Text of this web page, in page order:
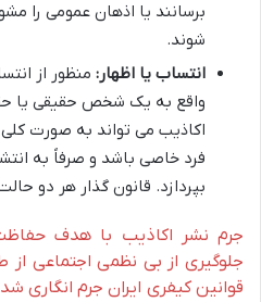
برسانند یا اذهان عمومی را
شوند.
انتساب یا اظهار: منظور از
واقع به یک شخص حقیقی یا
اکاذیب می تواند به صورت
فرد خاصی باشد و صرفاً به
بپردازد. قانون گذار هر دو
جرم نشر اکاذیب با هدف
جلوگیری از بی نظمی اجتماعی از
قوانین کیفری ایران جرم انگاری